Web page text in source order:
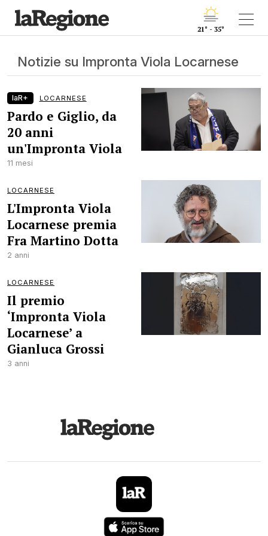
21° - 35°
Notizie su Impronta Viola Locarnese
laR+ LOCARNESE
Pardo e Giglio, da
20 anni
un'Impronta Viola
11 mesi
LOCARNESE
L'Impronta Viola
Locarnese premia
Fra Martino Dotta
2 anni
LOCARNESE
Il premio
‘Impronta Viola
Locarnese’ a
Gianluca Grossi
3 anni